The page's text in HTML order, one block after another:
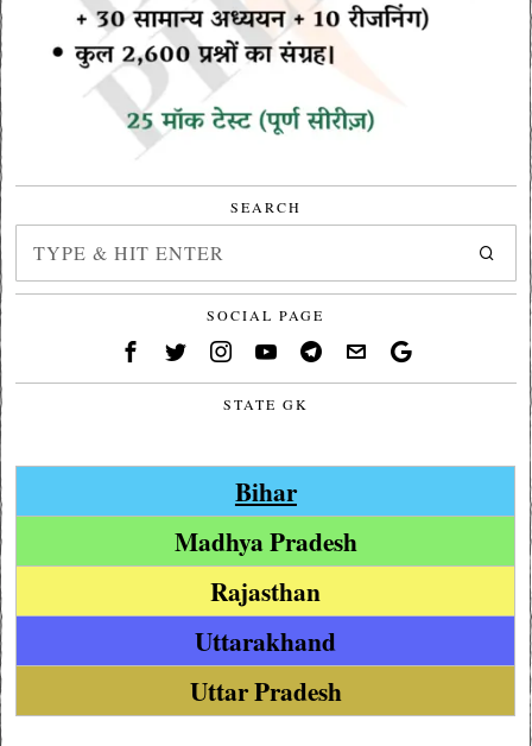
SEARCH
SOCIAL PAGE
STATE GK
Bihar
Madhya Pradesh
Rajasthan
Uttarakhand
Uttar Pradesh